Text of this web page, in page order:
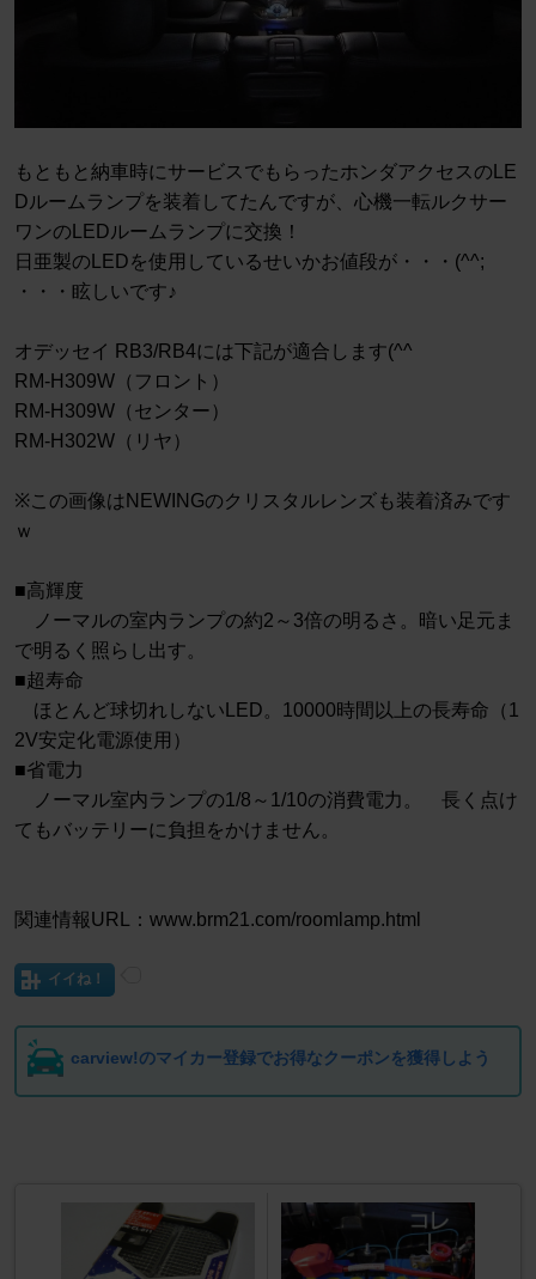
もともと納車時にサービスでもらったホンダアクセスのLE
Dルームランプを装着してたんですが、心機一転ルクサー
ワンのLEDルームランプに交換！
日亜製のLEDを使用しているせいかお値段が・・・(^^;
・・・眩しいです♪
オデッセイ RB3/RB4には下記が適合します(^^
RM-H309W（フロント）
RM-H309W（センター）
RM-H302W（リヤ）
※この画像はNEWINGのクリスタルレンズも装着済みです
ｗ
■高輝度
ノーマルの室内ランプの約2～3倍の明るさ。暗い足元ま
で明るく照らし出す。
■超寿命
ほとんど球切れしないLED。10000時間以上の長寿命（1
2V安定化電源使用）
■省電力
ノーマル室内ランプの1/8～1/10の消費電力。 長く点け
てもバッテリーに負担をかけません。
関連情報URL：www.brm21.com/roomlamp.html
イイね！
carview!のマイカー登録でお得なクーポンを獲得しよう